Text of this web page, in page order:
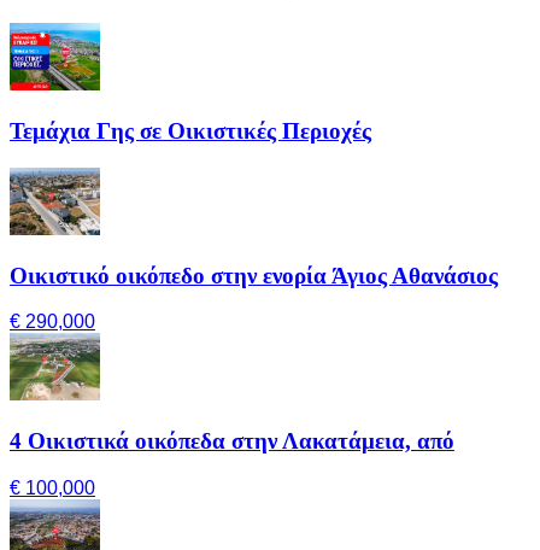
Τεμάχια Γης σε Οικιστικές Περιοχές
Οικιστικό οικόπεδο στην ενορία Άγιος Αθανάσιος
€ 290,000
4 Οικιστικά οικόπεδα στην Λακατάμεια, από
€ 100,000